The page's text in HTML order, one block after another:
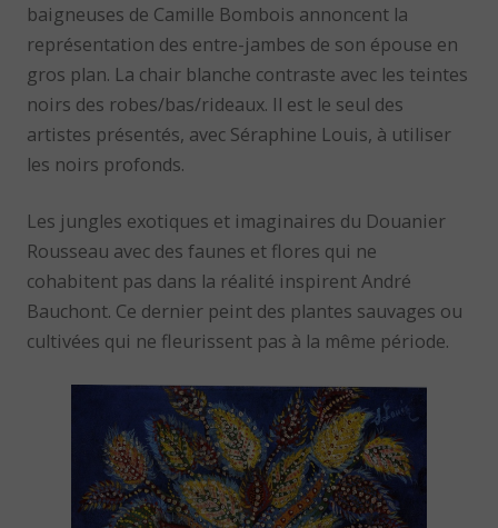
baigneuses de Camille Bombois annoncent la
représentation des entre-jambes de son épouse en
gros plan. La chair blanche contraste avec les teintes
noirs des robes/bas/rideaux. Il est le seul des
artistes présentés, avec Séraphine Louis, à utiliser
les noirs profonds.
Les jungles exotiques et imaginaires du Douanier
Rousseau avec des faunes et flores qui ne
cohabitent pas dans la réalité inspirent André
Bauchont. Ce dernier peint des plantes sauvages ou
cultivées qui ne fleurissent pas à la même période.